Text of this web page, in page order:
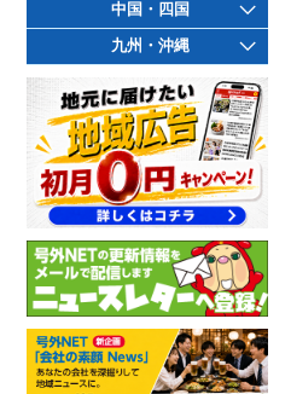
中国・四国
九州・沖縄